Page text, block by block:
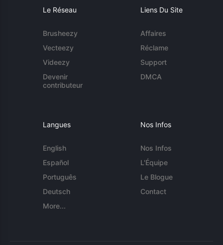
Le Réseau
Brusheezy
Vecteezy
Videezy
Devenir
contributeur
Liens Du Site
Affaires
Réclame
Support
DMCA
Langues
English
Español
Português
Deutsch
More...
Nos Infos
Nos Infos
L'Équipe
Le Blogue
Contact